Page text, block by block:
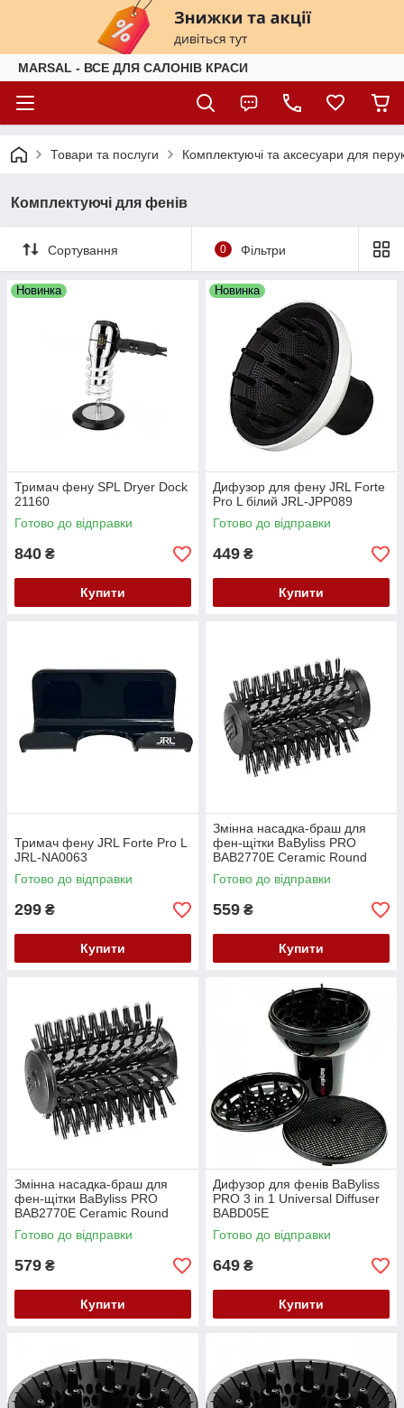
MARSAL - ВСЕ ДЛЯ САЛОНІВ КРАСИ
Товари та послуги Комплектуючі та аксесуари для
Комплектуючі для фенів
Сортування 0 Фільтри
Новинка
Тримач фену SPL Dryer Dock
21160
Готово до відправки
840 ₴
Купити
Новинка
Дифузор для фену JRL Forte
Pro L білий JRL-JPP089
Готово до відправки
449 ₴
Купити
Тримач фену JRL Forte Pro L
JRL-NA0063
Готово до відправки
299 ₴
Купити
Змінна насадка-браш для
фен-щітки BaByliss PRO
BAB2770E Ceramic Round
Brush (40 мм) BAB13827700
Готово до відправки
559 ₴
Купити
Змінна насадка-браш для
фен-щітки BaByliss PRO
BAB2770E Ceramic Round
Brush (50 мм) BAB13827701
Готово до відправки
579 ₴
Купити
Дифузор для фенів BaByliss
PRO 3 in 1 Universal Diffuser
BABD05E
Готово до відправки
649 ₴
Купити